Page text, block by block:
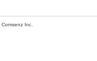
Comsenz Inc